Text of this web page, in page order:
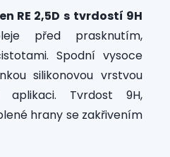
RE 2,5D s tvrdostí 9H
před prasknutím,
Spodní vysoce
silikonovou vrstvou
aplikaci. Tvrdost 9H,
hrany se zakřivením